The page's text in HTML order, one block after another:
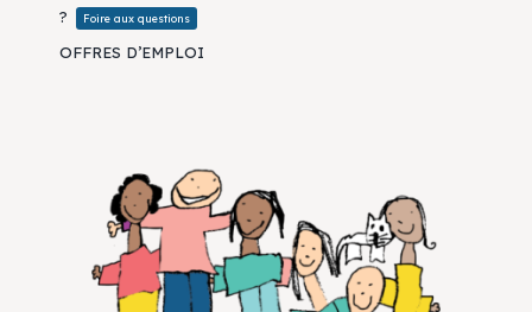
? Foire aux questions
OFFRES D’EMPLOI